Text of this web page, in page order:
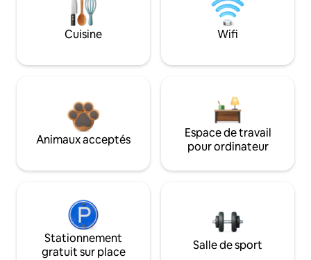
Cuisine Wifi
Animaux acceptés
Espace de travail
pour ordinateur
Stationnement
gratuit sur place
Salle de sport